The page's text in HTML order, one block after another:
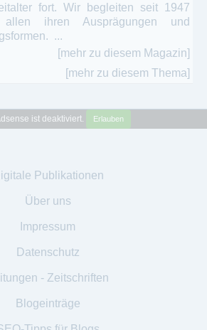
fort. Wir begleiten seit 1947
ihren Ausprägungen und
...
[mehr zu diesem Magazin]
[mehr zu diesem Thema]
ist deaktiviert. Erlauben
Publikationen
Über uns
Impressum
Datenschutz
- Zeitschriften
Blogeinträge